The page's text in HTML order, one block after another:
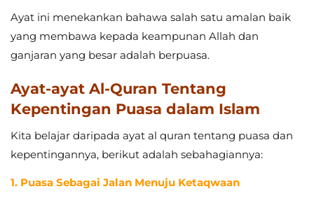
Ayat ini menekankan bahawa salah satu amalan baik
yang membawa kepada keampunan Allah dan
ganjaran yang besar adalah berpuasa.
Ayat-ayat Al-Quran Tentang
Kepentingan Puasa dalam Islam
Kita belajar daripada ayat al quran tentang puasa dan
kepentingannya, berikut adalah sebahagiannya:
1. Puasa Sebagai Jalan Menuju Ketaqwaan